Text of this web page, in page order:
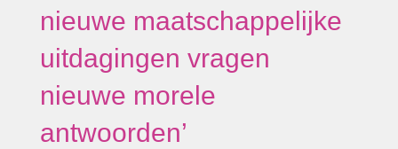
nieuwe maatschappelijke
uitdagingen vragen
nieuwe morele
antwoorden’